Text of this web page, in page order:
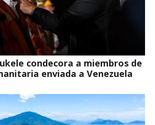
condecora a miembros de
enviada a Venezuela